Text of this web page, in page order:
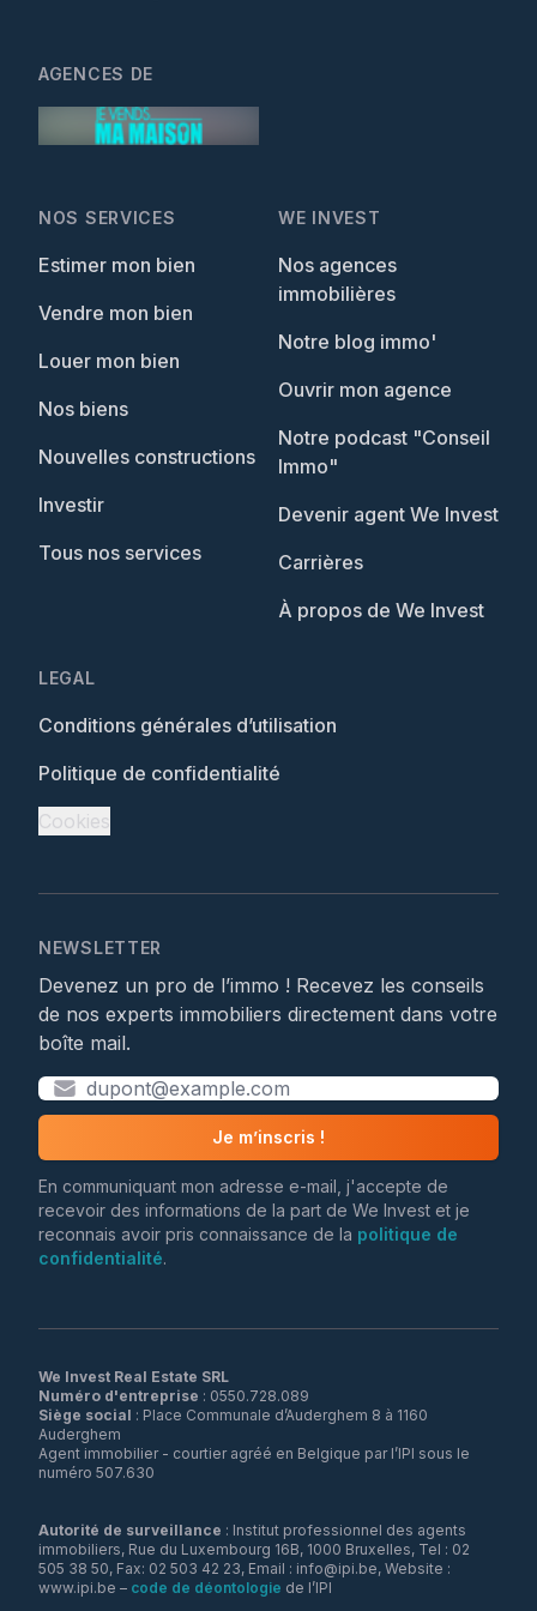
NOS SERVICES
Estimer mon bien
Vendre mon bien
Louer mon bien
Nos biens
Nouvelles constructions
Investir
Tous nos services
WE INVEST
Nos agences
immobilières
Notre blog immo'
Ouvrir mon agence
Notre podcast "Conseil
Immo"
Devenir agent We Invest
Carrières
À propos de We Invest
LEGAL
Conditions générales d’utilisation
Politique de confidentialité
Cookies
AGENCES DE
NEWSLETTER
Devenez un pro de l’immo ! Recevez les conseils
de nos experts immobiliers directement dans votre
boîte mail.
Je m’inscris !
En communiquant mon adresse e-mail, j'accepte de
recevoir des informations de la part de We Invest et je
reconnais avoir pris connaissance de la politique de
confidentialité.
We Invest Real Estate SRL
Numéro d'entreprise
Siège social : Place Communale d’Auderghem 8 à 1160
Auderghem
Agent immobilier - courtier agréé en Belgique par l’IPI sous le
numéro 507.630
Autorité de surveillance : Institut professionnel des agents
immobiliers, Rue du Luxembourg 16B, 1000 Bruxelles, Tel : 02
505 38 50, Fax: 02 503 42 23, Email : info@ipi.be, Website :
www.ipi.be – code de déontologie de l’IPI